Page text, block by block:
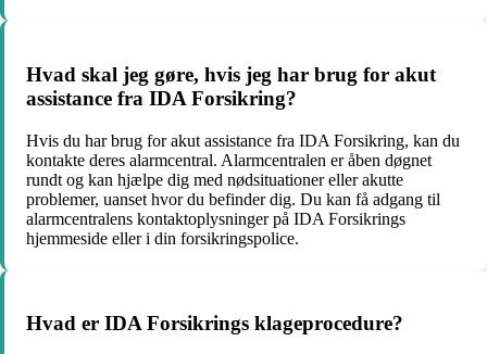
Hvad skal jeg gøre, hvis jeg har brug for akut
assistance fra IDA Forsikring?
Hvis du har brug for akut assistance fra IDA Forsikring, kan du
kontakte deres alarmcentral. Alarmcentralen er åben døgnet
rundt og kan hjælpe dig med nødsituationer eller akutte
problemer, uanset hvor du befinder dig. Du kan få adgang til
alarmcentralens kontaktoplysninger på IDA Forsikrings
hjemmeside eller i din forsikringspolice.
Hvad er IDA Forsikrings klageprocedure?